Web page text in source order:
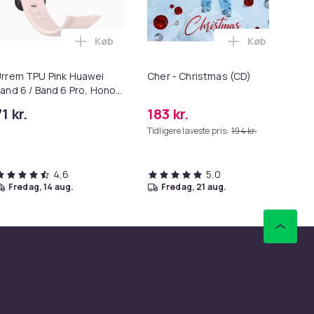
musehåndledsstøtte MultiColor i kurven
papiretiketter / prisskilte med snor White 3.5 x 2.2 cm i
TPU Pink Huawei
6 / Band 6 Pro, Honor
kr.
Læg Urrem TPU Pink Huawei Band 6 / Band
Køb
4,6
fredag, 14 aug.
Cher - Christmas (CD)
183 kr.
Tidligere laveste pris: 194 kr.
Læg Cher -
Køb
5,0
fredag, 21 aug.